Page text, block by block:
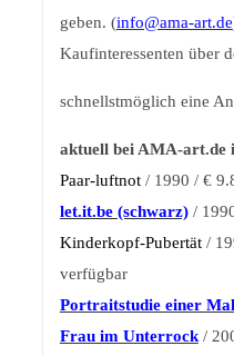
geben. (info@ama-art.de
Kaufinteressenten über
schnellstmöglich eine
aktuell bei AMA-art.de
Paar-luftnot/ 1990 / €
let.it.be (schwarz)/
Kinderkopf-Pubertät/
verfügbar
Portraitstudie einer
Frau im Unterrock/